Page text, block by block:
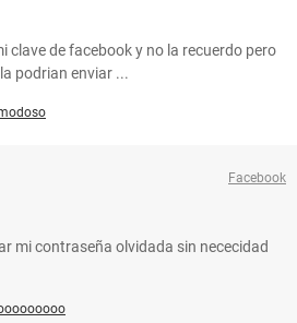
clave de facebook y no la recuerdo pero
podrian enviar ...
Facebook
mi contraseña olvidada sin nececidad